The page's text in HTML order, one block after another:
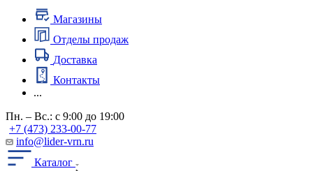
Магазины
Отделы продаж
Доставка
Контакты
...
Пн. – Вс.: с 9:00 до 19:00
+7 (473) 233-00-77
info@lider-vrn.ru
Каталог